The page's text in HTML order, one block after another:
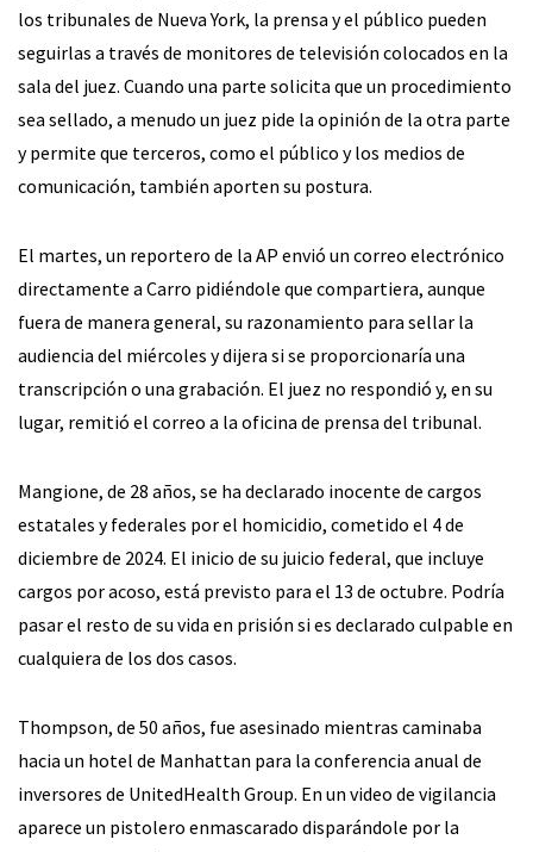
los tribunales de Nueva York, la prensa y el público pueden
seguirlas a través de monitores de televisión colocados en la
sala del juez. Cuando una parte solicita que un procedimiento
sea sellado, a menudo un juez pide la opinión de la otra parte
y permite que terceros, como el público y los medios de
comunicación, también aporten su postura.
El martes, un reportero de la AP envió un correo electrónico
directamente a Carro pidiéndole que compartiera, aunque
fuera de manera general, su razonamiento para sellar la
audiencia del miércoles y dijera si se proporcionaría una
transcripción o una grabación. El juez no respondió y, en su
lugar, remitió el correo a la oficina de prensa del tribunal.
Mangione, de 28 años, se ha declarado inocente de cargos
estatales y federales por el homicidio, cometido el 4 de
diciembre de 2024. El inicio de su juicio federal, que incluye
cargos por acoso, está previsto para el 13 de octubre. Podría
pasar el resto de su vida en prisión si es declarado culpable en
cualquiera de los dos casos.
Thompson, de 50 años, fue asesinado mientras caminaba
hacia un hotel de Manhattan para la conferencia anual de
inversores de UnitedHealth Group. En un video de vigilancia
aparece un pistolero enmascarado disparándole por la